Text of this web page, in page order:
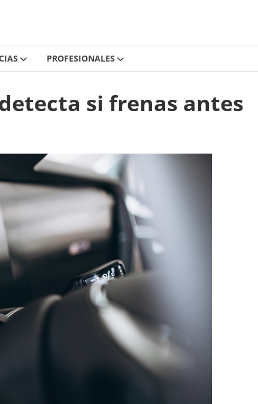
PROFESIONALES
si frenas antes